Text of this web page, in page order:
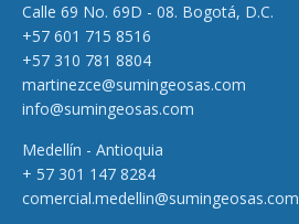
Calle 69 No. 69D - 08. Bogotá, D.C.
+57 601 715 8516
+57 310 781 8804
martinezce@sumingeosas.com
info@sumingeosas.com
Medellín - Antioquia
+ 57 301 147 8284
comercial.medellin@sumingeosas.com